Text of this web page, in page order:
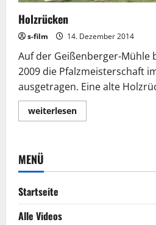
Holzrücken
s-film 14. Dezember 2014
Auf der Geißenberger-Mühle
2009 die Pfalzmeisterschaft
ausgetragen. Eine alte
weiterlesenLesen
Sie
MENÜ
Startseite
Alle Videos